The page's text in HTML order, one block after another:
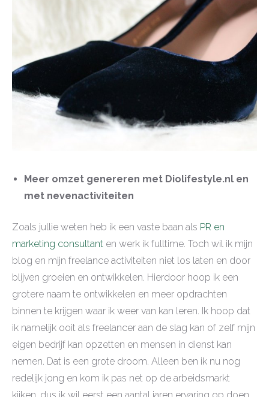
Meer omzet genereren met Diolifestyle.nl en
met nevenactiviteiten
Zoals jullie weten heb ik een vaste baan als PR en
marketing consultant en werk ik fulltime. Toch wil ik mijn
blog en mijn freelance activiteiten niet los laten en door
blijven groeien en ontwikkelen. Hierdoor hoop ik een
grotere naam te ontwikkelen en meer opdrachten
binnen te krijgen waar ik weer van kan leren. Ik hoop dat
ik namelijk ooit als freelancer aan de slag kan of zelf mijn
eigen bedrijf kan opzetten en mensen in dienst kan
nemen. Dat is een grote droom. Alleen ben ik nu nog
redelijk jong en kom ik pas net op de arbeidsmarkt